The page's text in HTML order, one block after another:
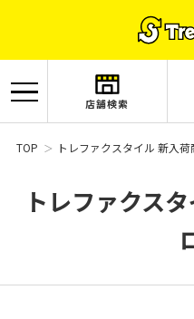
店舗検索
TOP トレファクスタイル 新入
トレファクス